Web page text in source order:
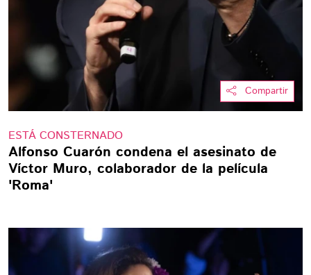
Compartir
ESTÁ CONSTERNADO
Alfonso Cuarón condena el asesinato de
Víctor Muro, colaborador de la película
'Roma'